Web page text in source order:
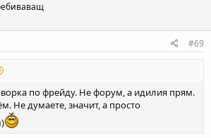
#69
по фрейду. Не форум, а идилия прям.
Не думаете, значит, а просто